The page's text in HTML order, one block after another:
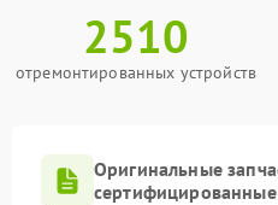
2510
отремонтированных устройств
Оригинальные